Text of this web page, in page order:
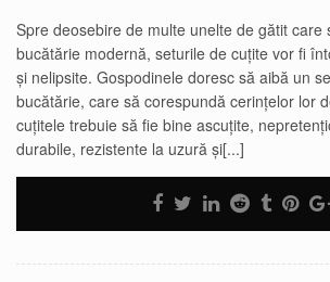
Spre deosebire de multe unelte de gătit care
bucătărie modernă, seturile de cuțite vor fi
și nelipsite. Gospodinele doresc să aibă un
bucătărie, care să corespundă cerințelor lor
cuțitele trebuie să fie bine ascuțite,
durabile, rezistente la uzură și[...]